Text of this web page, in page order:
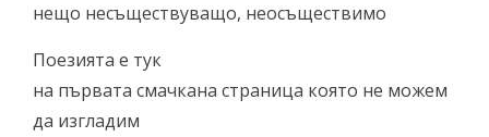
нещо несъществуващо, неосъществимо
Поезията е тук
на първата смачкана страница която не можем
да изгладим